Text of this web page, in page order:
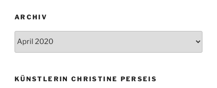
ARCHIV
KÜNSTLERIN CHRISTINE PERSEIS